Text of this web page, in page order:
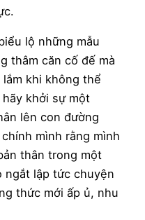
lộ những mẫu
thâm căn cố đế mà
khi không thể
khởi sự một
lên con đường
mình rằng mình
thân trong một
ngắt lập tức chuyện
thức mới ấp ủ, nhu